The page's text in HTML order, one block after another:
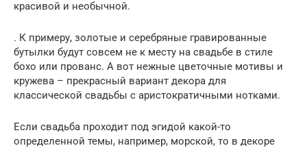
красивой и необычной.
. К примеру, золотые и серебряные гравированные
бутылки будут совсем не к месту на свадьбе в стиле
бохо или прованс. А вот нежные цветочные мотивы и
кружева – прекрасный вариант декора для
классической свадьбы с аристократичными нотками.
Если свадьба проходит под эгидой какой-то
определенной темы, например, морской, то в декоре